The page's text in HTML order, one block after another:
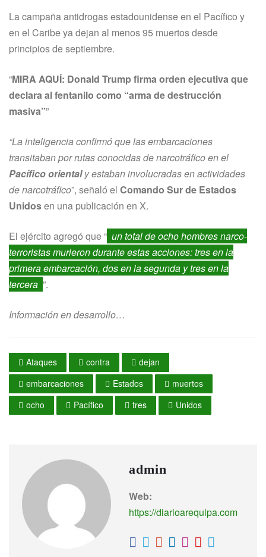
La campaña antidrogas estadounidense en el Pacífico y
en el Caribe ya dejan al menos 95 muertos desde
principios de septiembre.
MIRA AQUÍ: Donald Trump firma orden ejecutiva que
declara al fentanilo como “arma de destrucción
masiva”
“La inteligencia confirmó que las embarcaciones
transitaban por rutas conocidas de narcotráfico en el
Pacífico orientaly estaban involucradas en actividades
de narcotráfico”, señaló el Comando Sur de Estados
Unidosen una publicación en X.
El ejército agregó que “ un total de ocho hombres narco-
terroristas murieron durante estas acciones: tres en la
primera embarcación, dos en la segunda y tres en la
tercera ”.
Información en desarrollo…
Ataques contra
dejan
embarcaciones
Estados
muertos
ocho
Pacífico tres Unidos
admin
Web:
https://diarioarequipa.com